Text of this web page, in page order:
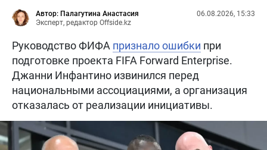
Автор: Палагутина Анастасия
Эксперт, редактор Offside.kz
06.08.2026, 15:33
Руководство ФИФА признало ошибки при
подготовке проекта FIFA Forward Enterprise.
Джанни Инфантино извинился перед
национальными ассоциациями, а организация
отказалась от реализации инициативы.